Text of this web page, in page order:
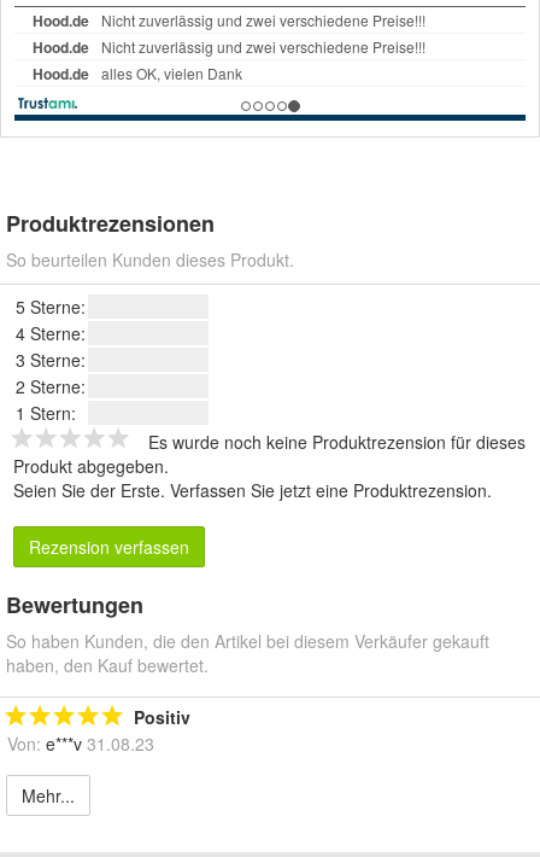
Produktrezensionen
So beurteilen Kunden dieses Produkt.
5 Sterne:
4 Sterne:
3 Sterne:
2 Sterne:
1 Stern:
Es wurde noch keine Produktrezension für dieses
Produkt abgegeben.
Seien Sie der Erste. Verfassen Sie jetzt eine Produktrezension.
Rezension verfassen
Bewertungen
So haben Kunden, die den Artikel bei diesem Verkäufer gekauft
haben, den Kauf bewertet.
Positiv
Von: e***v 31.08.23
Mehr...